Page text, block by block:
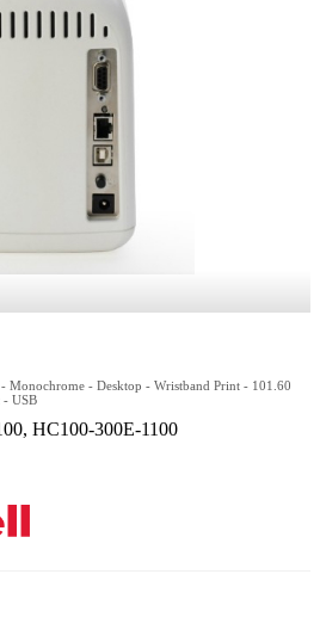
Monochrome - Desktop - Wristband Print - 101.60
- USB
HC100-300E-1100